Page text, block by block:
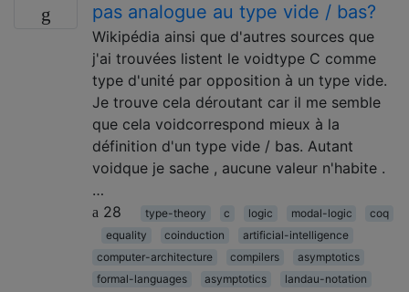
pas analogue au type vide / bas?
Wikipédia ainsi que d'autres sources que
j'ai trouvées listent le voidtype C comme
type d'unité par opposition à un type vide.
Je trouve cela déroutant car il me semble
que cela voidcorrespond mieux à la
définition d'un type vide / bas. Autant
voidque je sache , aucune valeur n'habite .
…
28
type-theory c logic modal-logic
coq
equality
coinduction
artificial-intelligence
computer-architecture
compilers
asymptotics
formal-languages
asymptotics
landau-notation